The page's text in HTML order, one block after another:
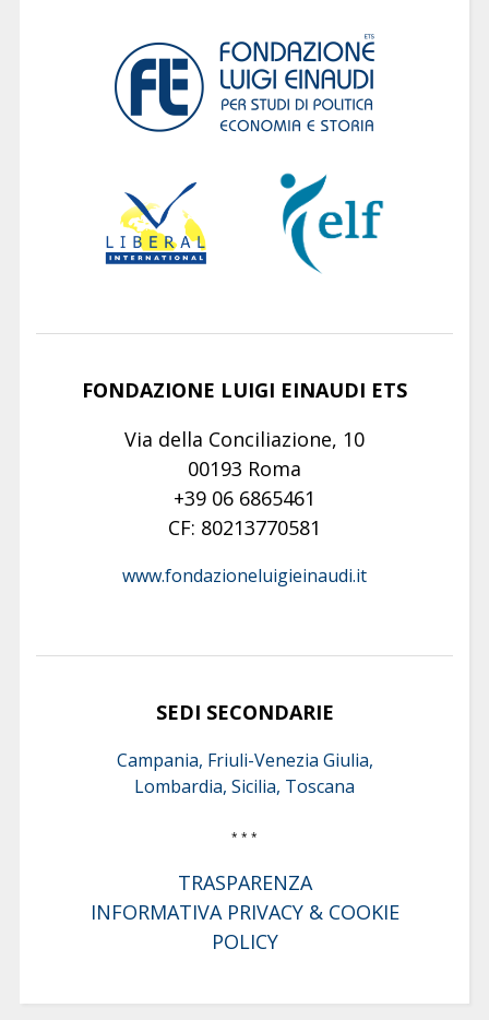
FONDAZIONE LUIGI EINAUDI ETS
Via della Conciliazione, 10
00193 Roma
+39 06 6865461
CF: 80213770581
www.fondazioneluigieinaudi.it
SEDI SECONDARIE
Campania, Friuli-Venezia Giulia,
Lombardia, Sicilia, Toscana
* * *
TRASPARENZA
INFORMATIVA PRIVACY & COOKIE
POLICY